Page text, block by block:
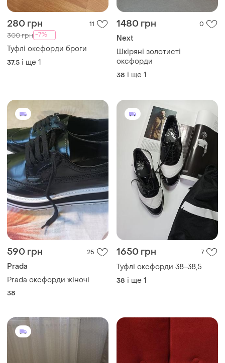
280 грн 11
300 грн -7%
Туфлі оксфорди броги
37.5 і ще 1
1480 грн 0
Next
Шкіряні золотисті
оксфорди
38 і ще 1
590 грн 25
Prada
Prada оксфорди жіночі
38
1650 грн 7
Туфлі оксфорди 38-38,5
38 і ще 1